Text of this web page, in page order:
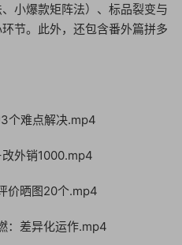
小爆款矩阵法）、标品裂变与
节。此外，还包含番外篇拼多
个难点解决.mp4
外销1000.mp4
价晒图20个.mp4
：差异化运作.mp4